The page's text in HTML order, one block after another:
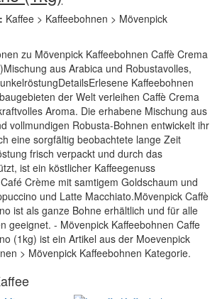
Kaffee > Kaffeebohnen > Mövenpick
zu Mövenpick Kaffeebohnen Caffè Crema
aus Arabica und Robustavolles,
Kaffeebohnen
der Welt verleihen Caffè Crema
Aroma. Die erhabene Mischung aus
vollmundigen Robusta-Bohnen entwickelt ihr
eine sorgfältig beobachtete lange Zeit
frisch verpackt und durch das
ist ein köstlicher Kaffeegenuss
Crème mit samtigem Goldschaum und
und Latte Macchiato.Mövenpick Caffè
ist als ganze Bohne erhältlich und für alle
geeignet. - Mövenpick Kaffeebohnen Caffe
(1kg) ist ein Artikel aus der Moevenpick
> Mövenpick Kaffeebohnen Kategorie.